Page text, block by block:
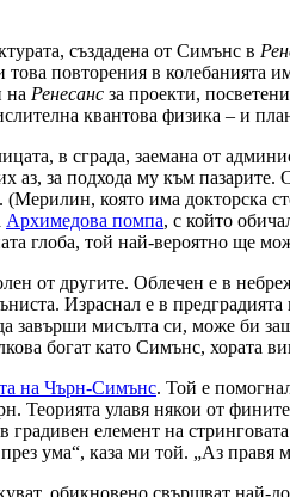
създадена от Симънс в
повторения в колебанията
на Ренесанс за проекти,
квантова физика – и
в сграда, заемана от
аз, за ​​подхода му към
която има докторска
Архимедова помпа, с който
глоба, той най-вероятно ще
от другите. Облечен е в
Израснал е в
завърши мисълта си, може би
богат като Симънс, хората
на Чърн-Симънс. Той е
улавя някои от
елемент на
ума“, каза ми той. „Аз правя
обикновено свършват